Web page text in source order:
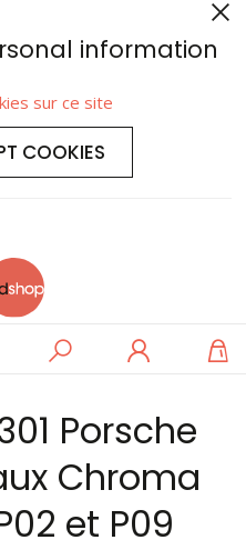
information
sur ce site
COOKIES
Rechercher
Porsche
Chroma
et P09